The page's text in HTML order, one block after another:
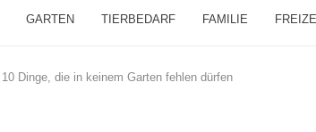
GARTEN TIERBEDARF FAMILIE
10 Dinge, die in keinem Garten fehlen dürfen